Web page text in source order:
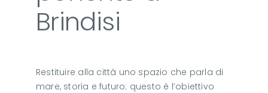
Brindisi
Restituire alla città uno spazio che parla di
mare, storia e futuro: questo è l’obiettivo